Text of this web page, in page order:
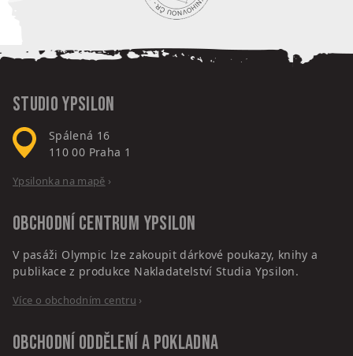
Studio Ypsilon
Spálená 16
110 00 Praha 1
Ypsilonka na mapě ›
Obchodní centrum Ypsilon
V pasáži Olympic lze zakoupit dárkové poukazy, knihy a
publikace z produkce Nakladatelství Studia Ypsilon.
Více o obchodním centru ›
Obchodní oddělení a pokladna